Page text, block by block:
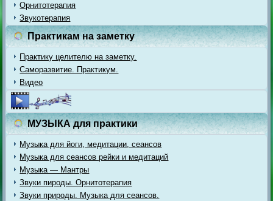
Орнитотерапия
Звукотерапия
Практикам на заметку
Практику целителю на заметку.
Саморазвитие. Практикум.
Видео
МУЗЫКА для практики
Музыка для йоги, медитации, сеансов
Музыка для сеансов рейки и медитаций
Музыка — Мантры
Звуки пироды. Орнитотерапия
Звуки природы. Музыка для сеансов.